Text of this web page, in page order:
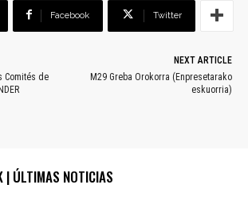
Facebook Twitter
Comités de
NEXT ARTICLE
M29 Greba Orokorra (Enpresetarako
eskuorria)
| ÚLTIMAS NOTICIAS